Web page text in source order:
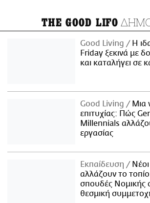
THE GOOD LIFO
Good Living
Η
Friday ξεκινά με
και καταλήγει σε
Good Living
Μια
επιτυχίας: Πώς
Millennials
εργασίας
Εκπαίδευση
Νέοι
αλλάζουν το
σπουδές Νομικής
θεσμική